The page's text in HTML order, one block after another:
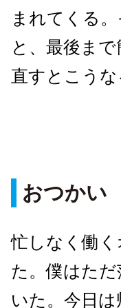
まれてくる
と、最後ま
直すとこうな
おつかい
忙しなく働
た。僕はた
いた。今日